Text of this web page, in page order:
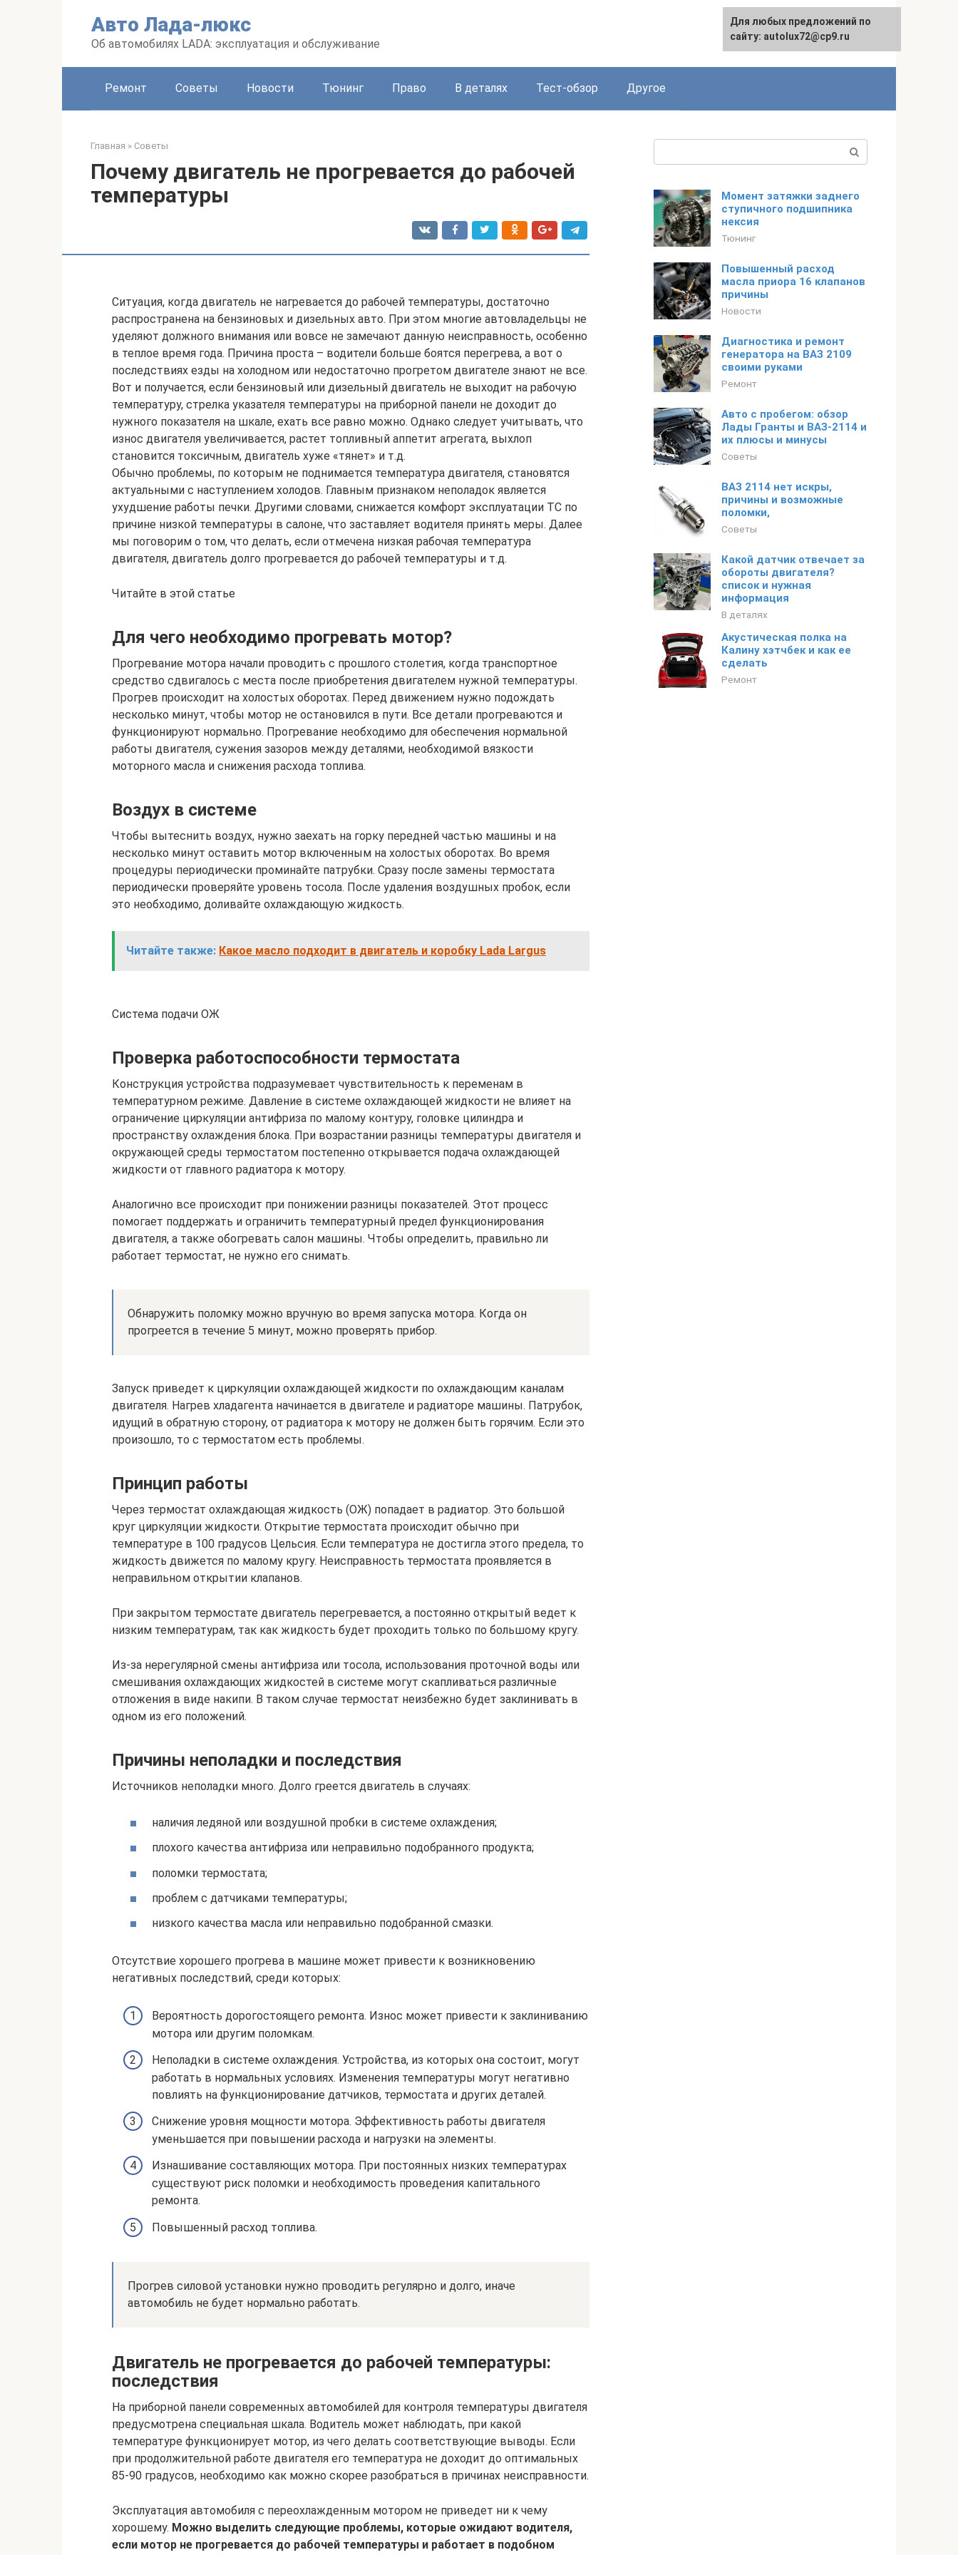
Авто Лада-люкс
Об автомобилях LADA: эксплуатация и обслуживание
Ремонт Советы Новости Тюнинг Право В деталях Тест-обзор Другое
Главная » Советы
Почему двигатель не прогревается до рабочей
температуры
Ситуация, когда двигатель не нагревается до рабочей температуры, достаточно
распространена на бензиновых и дизельных авто. При этом многие автовладельцы не
уделяют должного внимания или вовсе не замечают данную неисправность, особенно
в теплое время года. Причина проста – водители больше боятся перегрева, а вот о
последствиях езды на холодном или недостаточно прогретом двигателе знают не все.
Вот и получается, если бензиновый или дизельный двигатель не выходит на рабочую
температуру, стрелка указателя температуры на приборной панели не доходит до
нужного показателя на шкале, ехать все равно можно. Однако следует учитывать, что
износ двигателя увеличивается, растет топливный аппетит агрегата, выхлоп
становится токсичным, двигатель хуже «тянет» и т.д.
Обычно проблемы, по которым не поднимается температура двигателя, становятся
актуальными с наступлением холодов. Главным признаком неполадок является
ухудшение работы печки. Другими словами, снижается комфорт эксплуатации ТС по
причине низкой температуры в салоне, что заставляет водителя принять меры. Далее
мы поговорим о том, что делать, если отмечена низкая рабочая температура
двигателя, двигатель долго прогревается до рабочей температуры и т.д.
Читайте в этой статье
Для чего необходимо прогревать мотор?
Прогревание мотора начали проводить с прошлого столетия, когда транспортное
средство сдвигалось с места после приобретения двигателем нужной температуры.
Прогрев происходит на холостых оборотах. Перед движением нужно подождать
несколько минут, чтобы мотор не остановился в пути. Все детали прогреваются и
функционируют нормально. Прогревание необходимо для обеспечения нормальной
работы двигателя, сужения зазоров между деталями, необходимой вязкости
моторного масла и снижения расхода топлива.
Воздух в системе
Чтобы вытеснить воздух, нужно заехать на горку передней частью машины и на
несколько минут оставить мотор включенным на холостых оборотах. Во время
процедуры периодически проминайте патрубки. Сразу после замены термостата
периодически проверяйте уровень тосола. После удаления воздушных пробок, если
это необходимо, доливайте охлаждающую жидкость.
Читайте также: Какое масло подходит в двигатель и коробку Lada Largus
Система подачи ОЖ
Проверка работоспособности термостата
Конструкция устройства подразумевает чувствительность к переменам в
температурном режиме. Давление в системе охлаждающей жидкости не влияет на
ограничение циркуляции антифриза по малому контуру, головке цилиндра и
пространству охлаждения блока. При возрастании разницы температуры двигателя и
окружающей среды термостатом постепенно открывается подача охлаждающей
жидкости от главного радиатора к мотору.
Аналогично все происходит при понижении разницы показателей. Этот процесс
помогает поддержать и ограничить температурный предел функционирования
двигателя, а также обогревать салон машины. Чтобы определить, правильно ли
работает термостат, не нужно его снимать.
Обнаружить поломку можно вручную во время запуска мотора. Когда он
прогреется в течение 5 минут, можно проверять прибор.
Запуск приведет к циркуляции охлаждающей жидкости по охлаждающим каналам
двигателя. Нагрев хладагента начинается в двигателе и радиаторе машины. Патрубок,
идущий в обратную сторону, от радиатора к мотору не должен быть горячим. Если это
произошло, то с термостатом есть проблемы.
Принцип работы
Через термостат охлаждающая жидкость (ОЖ) попадает в радиатор. Это большой
круг циркуляции жидкости. Открытие термостата происходит обычно при
температуре в 100 градусов Цельсия. Если температура не достигла этого предела, то
жидкость движется по малому кругу. Неисправность термостата проявляется в
неправильном открытии клапанов.
При закрытом термостате двигатель перегревается, а постоянно открытый ведет к
низким температурам, так как жидкость будет проходить только по большому кругу.
Из-за нерегулярной смены антифриза или тосола, использования проточной воды или
смешивания охлаждающих жидкостей в системе могут скапливаться различные
отложения в виде накипи. В таком случае термостат неизбежно будет заклинивать в
одном из его положений.
Причины неполадки и последствия
Источников неполадки много. Долго греется двигатель в случаях:
наличия ледяной или воздушной пробки в системе охлаждения;
плохого качества антифриза или неправильно подобранного продукта;
поломки термостата;
проблем с датчиками температуры;
низкого качества масла или неправильно подобранной смазки.
Отсутствие хорошего прогрева в машине может привести к возникновению
негативных последствий, среди которых:
Вероятность дорогостоящего ремонта. Износ может привести к заклиниванию
мотора или другим поломкам.
Неполадки в системе охлаждения. Устройства, из которых она состоит, могут
работать в нормальных условиях. Изменения температуры могут негативно
повлиять на функционирование датчиков, термостата и других деталей.
Снижение уровня мощности мотора. Эффективность работы двигателя
уменьшается при повышении расхода и нагрузки на элементы.
Изнашивание составляющих мотора. При постоянных низких температурах
существуют риск поломки и необходимость проведения капитального
ремонта.
Повышенный расход топлива.
Прогрев силовой установки нужно проводить регулярно и долго, иначе
автомобиль не будет нормально работать.
Двигатель не прогревается до рабочей температуры:
последствия
На приборной панели современных автомобилей для контроля температуры двигателя
предусмотрена специальная шкала. Водитель может наблюдать, при какой
температуре функционирует мотор, из чего делать соответствующие выводы. Если
при продолжительной работе двигателя его температура не доходит до оптимальных
85-90 градусов, необходимо как можно скорее разобраться в причинах неисправности.
Эксплуатация автомобиля с переохлажденным мотором не приведет ни к чему
хорошему. Можно выделить следующие проблемы, которые ожидают водителя,
если мотор не прогревается до рабочей температуры и работает в подобном
Момент затяжки заднего
ступичного подшипника
нексия
Тюнинг
Повышенный расход
масла приора 16 клапанов
причины
Новости
Диагностика и ремонт
генератора на ВАЗ 2109
своими руками
Ремонт
Авто с пробегом: обзор
Лады Гранты и ВАЗ-2114 и
их плюсы и минусы
Советы
ВАЗ 2114 нет искры,
причины и возможные
поломки,
Советы
Какой датчик отвечает за
обороты двигателя?
список и нужная
информация
В деталях
Акустическая полка на
Калину хэтчбек и как ее
сделать
Ремонт
Для любых предложений по
сайту: autolux72@cp9.ru